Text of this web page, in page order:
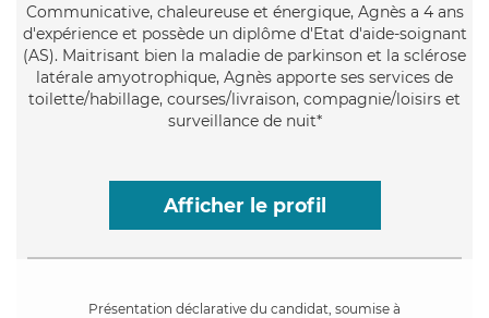
Communicative, chaleureuse et énergique, Agnès a 4 ans
d'expérience et possède un diplôme d'Etat d'aide-soignant
(AS). Maitrisant bien la maladie de parkinson et la sclérose
latérale amyotrophique, Agnès apporte ses services de
toilette/habillage, courses/livraison, compagnie/loisirs et
surveillance de nuit*
Afficher le profil
Présentation déclarative du candidat, soumise à